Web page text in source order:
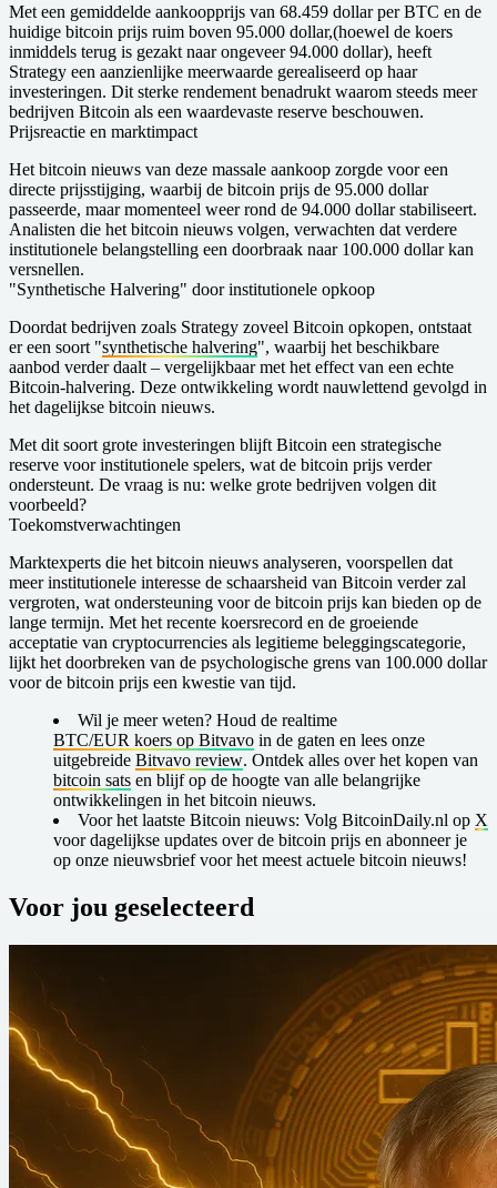
Met een gemiddelde aankoopprijs van 68.459 dollar per BTC en de
huidige bitcoin prijs ruim boven 95.000 dollar,(hoewel de koers
inmiddels terug is gezakt naar ongeveer 94.000 dollar), heeft
Strategy een aanzienlijke meerwaarde gerealiseerd op haar
investeringen. Dit sterke rendement benadrukt waarom steeds meer
bedrijven Bitcoin als een waardevaste reserve beschouwen.
Prijsreactie en marktimpact
Het bitcoin nieuws van deze massale aankoop zorgde voor een
directe prijsstijging, waarbij de bitcoin prijs de 95.000 dollar
passeerde, maar momenteel weer rond de 94.000 dollar stabiliseert.
Analisten die het bitcoin nieuws volgen, verwachten dat verdere
institutionele belangstelling een doorbraak naar 100.000 dollar kan
versnellen.
"Synthetische Halvering" door institutionele opkoop
Doordat bedrijven zoals Strategy zoveel Bitcoin opkopen, ontstaat
er een soort "synthetische halvering", waarbij het beschikbare
aanbod verder daalt – vergelijkbaar met het effect van een echte
Bitcoin-halvering. Deze ontwikkeling wordt nauwlettend gevolgd in
het dagelijkse bitcoin nieuws.
Met dit soort grote investeringen blijft Bitcoin een strategische
reserve voor institutionele spelers, wat de bitcoin prijs verder
ondersteunt. De vraag is nu: welke grote bedrijven volgen dit
voorbeeld?
Toekomstverwachtingen
Marktexperts die het bitcoin nieuws analyseren, voorspellen dat
meer institutionele interesse de schaarsheid van Bitcoin verder zal
vergroten, wat ondersteuning voor de bitcoin prijs kan bieden op de
lange termijn. Met het recente koersrecord en de groeiende
acceptatie van cryptocurrencies als legitieme beleggingscategorie,
lijkt het doorbreken van de psychologische grens van 100.000 dollar
voor de bitcoin prijs een kwestie van tijd.
Wil je meer weten? Houd de realtime
BTC/EUR koers op Bitvavo in de gaten en lees onze
uitgebreide Bitvavo review. Ontdek alles over het kopen van
bitcoin sats en blijf op de hoogte van alle belangrijke
ontwikkelingen in het bitcoin nieuws.
Voor het laatste Bitcoin nieuws: Volg BitcoinDaily.nl op X
voor dagelijkse updates over de bitcoin prijs en abonneer je
op onze nieuwsbrief voor het meest actuele bitcoin nieuws!
Voor jou geselecteerd